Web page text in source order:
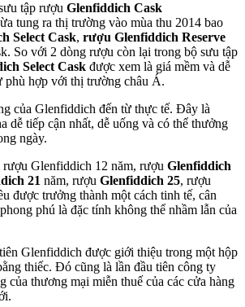
tập rượu Glenfiddich Cask
tung ra thị trường vào mùa thu 2014 bao
Select Cask, rượu Glenfiddich Reserve
So với 2 dòng rượu còn lại trong bộ sưu tập
Select Cask được xem là giá mềm và dễ
phù hợp với thị trường châu Á.
của Glenfiddich đến từ thực tế. Đây là
dễ tiếp cận nhất, dễ uống và có thể thưởng
ngày.
Glenfiddich 12 năm, rượu Glenfiddich
21 năm, rượu Glenfiddich 25, rượu
được trưởng thành một cách tinh tế, cân
phú là đặc tính không thể nhầm lẫn của
Glenfiddich được giới thiệu trong một hộp
thiếc. Đó cũng là lần đầu tiên công ty
của thương mại miễn thuế của các cửa hàng